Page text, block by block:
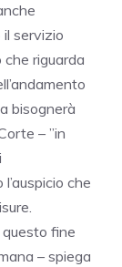
servizio
riguarda
bisognerà
– ”in
che
fine
– spiega